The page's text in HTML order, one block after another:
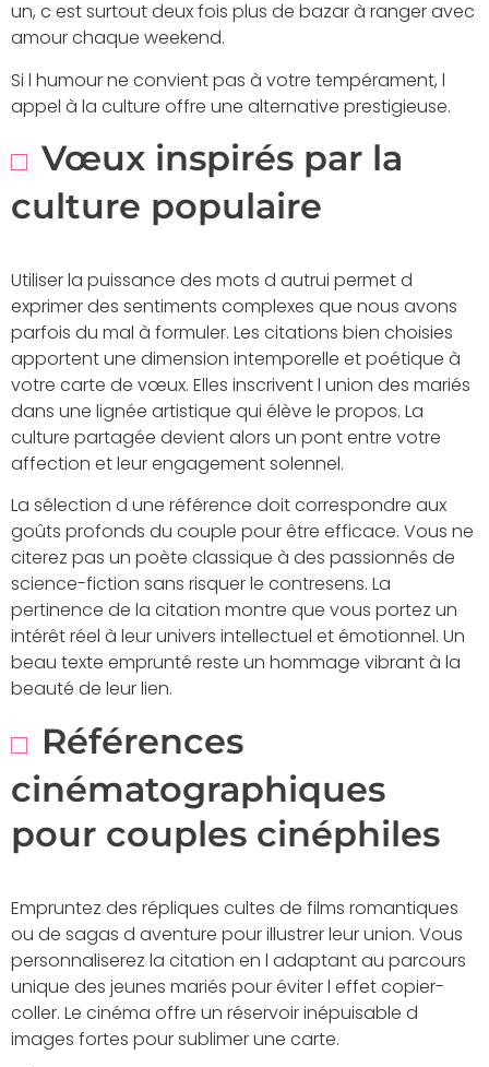
un, c est surtout deux fois plus de bazar à ranger avec
amour chaque weekend.
Si l humour ne convient pas à votre tempérament, l
appel à la culture offre une alternative prestigieuse.
Vœux inspirés par la
culture populaire
Utiliser la puissance des mots d autrui permet d
exprimer des sentiments complexes que nous avons
parfois du mal à formuler. Les citations bien choisies
apportent une dimension intemporelle et poétique à
votre carte de vœux. Elles inscrivent l union des mariés
dans une lignée artistique qui élève le propos. La
culture partagée devient alors un pont entre votre
affection et leur engagement solennel.
La sélection d une référence doit correspondre aux
goûts profonds du couple pour être efficace. Vous ne
citerez pas un poète classique à des passionnés de
science-fiction sans risquer le contresens. La
pertinence de la citation montre que vous portez un
intérêt réel à leur univers intellectuel et émotionnel. Un
beau texte emprunté reste un hommage vibrant à la
beauté de leur lien.
Références
cinématographiques
pour couples cinéphiles
Empruntez des répliques cultes de films romantiques
ou de sagas d aventure pour illustrer leur union. Vous
personnaliserez la citation en l adaptant au parcours
unique des jeunes mariés pour éviter l effet copier-
coller. Le cinéma offre un réservoir inépuisable d
images fortes pour sublimer une carte.